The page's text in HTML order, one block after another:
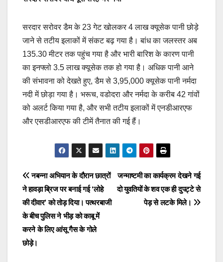
सरदार सरोवर डैम के 23 गेट खोलकर 4 लाख क्यूसेक पानी छोड़े
जाने से तटीय इलाकों में संकट बढ़ गया है। बांध का जलस्तर अब
135.30 मीटर तक पहुंच गया है और भारी बारिश के कारण पानी
का इनफ्लो 3.5 लाख क्यूसेक तक हो गया है। अधिक पानी आने
की संभावना को देखते हुए, डैम से 3,95,000 क्यूसेक पानी नर्मदा
नदी में छोड़ा गया है। भरूच, वडोदरा और नर्मदा के करीब 42 गांवों
को अलर्ट किया गया है, और सभी तटीय इलाकों में एनडीआरएफ
और एसडीआरएफ की टीमें तैनात की गई हैं।
Post
navigation
जन्माष्टमी का कार्यक्रम देखने गई
दो युवतियों के शव एक ही दुपट्टे से
पेड़ से लटके मिले।
नबन्ना अभियान के दौरान छात्रों
ने हावड़ा ब्रिज पर बनाई गई ‘लोहे
की दीवार’ को तोड़ दिया। पत्थरबाजी
के बीच पुलिस ने भीड़ को काबू में
करने के लिए आंसू गैस के गोले
छोड़े।